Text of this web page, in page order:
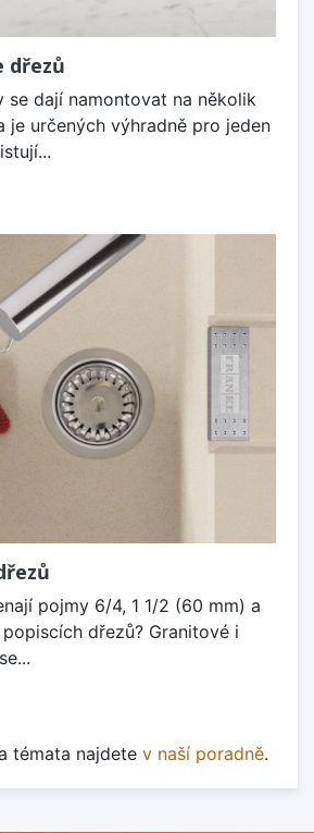
dřezů
se dají namontovat na několik
je určených výhradně pro jeden
pojmy 6/4, 1 1/2 (60 mm) a
dřezů? Granitové i
témata najdete v naší poradně.